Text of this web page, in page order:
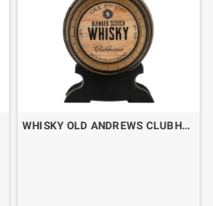
WHISKY OLD ANDREWS CLUBHOUSE CL.70